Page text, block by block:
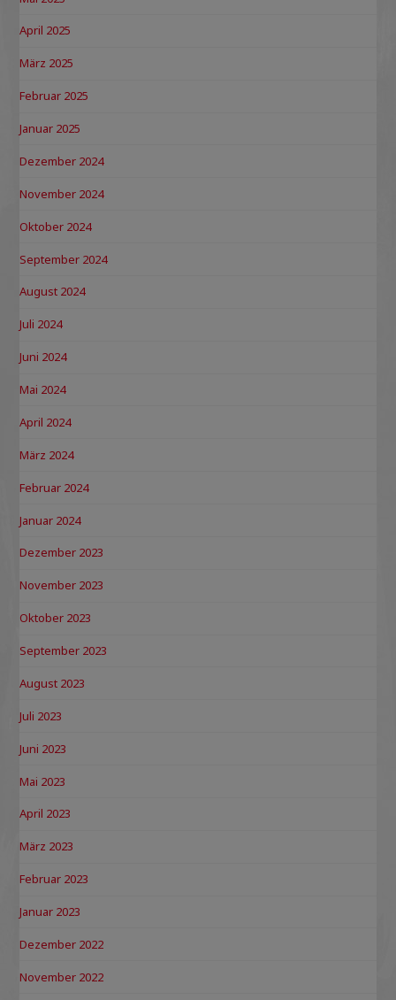
April 2025
März 2025
Februar 2025
Januar 2025
Dezember 2024
November 2024
Oktober 2024
September 2024
August 2024
Juli 2024
Juni 2024
Mai 2024
April 2024
März 2024
Februar 2024
Januar 2024
Dezember 2023
November 2023
Oktober 2023
September 2023
August 2023
Juli 2023
Juni 2023
Mai 2023
April 2023
März 2023
Februar 2023
Januar 2023
Dezember 2022
November 2022